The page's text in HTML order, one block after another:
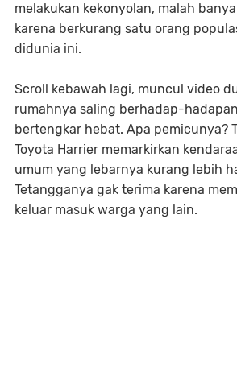
melakukan kekonyolan, malah
karena berkurang satu orang
didunia ini.
Scroll kebawah lagi, muncul video
rumahnya saling berhadap-
bertengkar hebat. Apa pemicunya?
Toyota Harrier memarkirkan
umum yang lebarnya kurang lebih
Tetangganya gak terima karena
keluar masuk warga yang lain.